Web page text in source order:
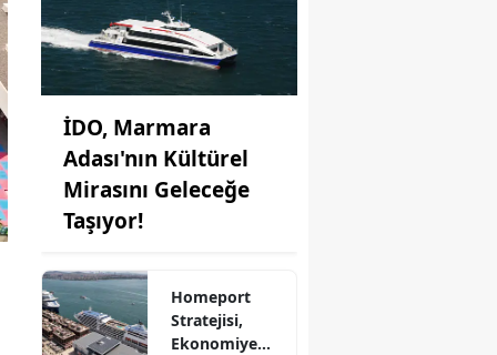
İDO, Marmara
Adası'nın Kültürel
Mirasını Geleceğe
Taşıyor!
Homeport
Stratejisi,
Ekonomiye